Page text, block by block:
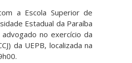
a Escola Superior de
Estadual da Paraíba
no exercício da
da UEPB, localizada na